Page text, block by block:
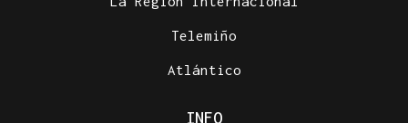
Telemiño
Atlántico
INFO